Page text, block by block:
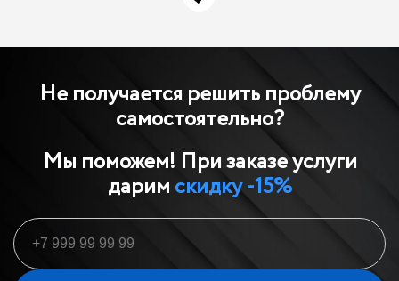
Не получается решить проблему
самостоятельно?
Мы поможем! При заказе услуги
дарим скидку -15%